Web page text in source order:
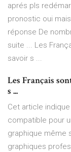
aprés pls
pronostic oui
réponse De
suite ... Les
savoir s ...
Les Français
s ...
Cet article
compatible pour
graphique même
graphiques